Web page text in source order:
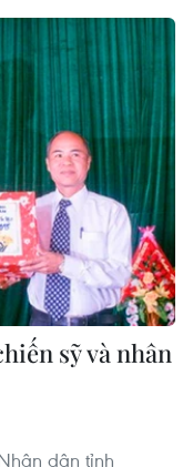
sỹ và nhân
dân tỉnh